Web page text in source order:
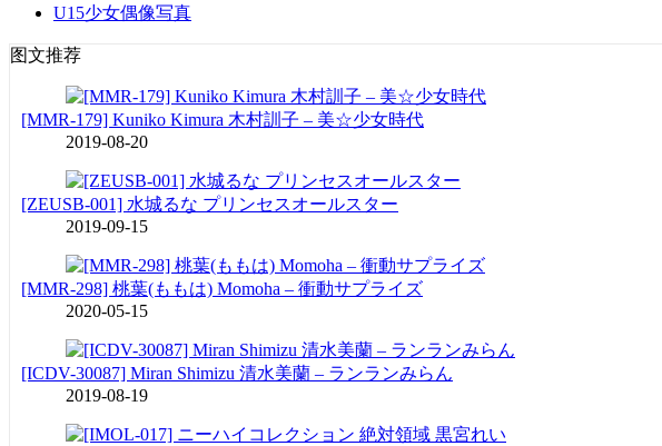
U15少女偶像写真
图文推荐
[MMR-179] Kuniko Kimura 木村訓子 – 美☆少女時代
2019-08-20
[ZEUSB-001] 水城るな プリンセスオールスター
2019-09-15
[MMR-298] 桃葉(ももは) Momoha – 衝動サプライズ
2020-05-15
[ICDV-30087] Miran Shimizu 清水美蘭 – ランランみらん
2019-08-19